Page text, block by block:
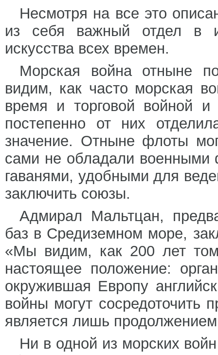
Несмотря на все это
из себя важный отдел в
искусства всех времен.
Морская война отныне
видим, как часто морская
время и торговой войной
постепенно от них
значение. Отныне флоты
сами не обладали военными
гаванями, удобными для
заключить союзы.
Адмирал Мальтцан,
баз в Средиземном море,
«Мы видим, как 200 лет
настоящее положение:
окружившая Европу
войны могут сосредоточить
является лишь продолжением
Ни в одной из морских